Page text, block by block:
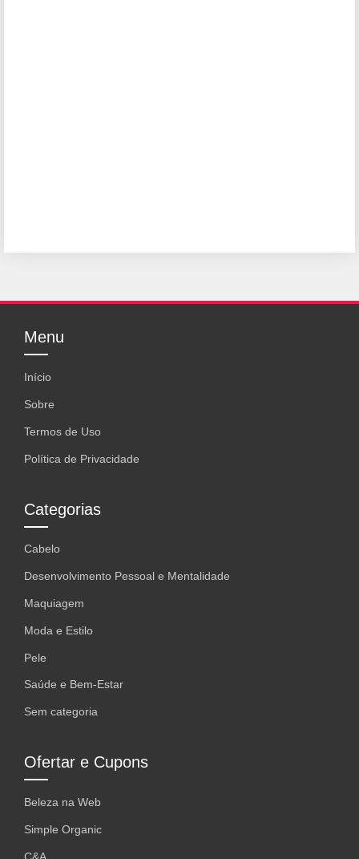
Menu
Início
Sobre
Termos de Uso
Política de Privacidade
Categorias
Cabelo
Desenvolvimento Pessoal e Mentalidade
Maquiagem
Moda e Estilo
Pele
Saúde e Bem-Estar
Sem categoria
Ofertar e Cupons
Beleza na Web
Simple Organic
C&A